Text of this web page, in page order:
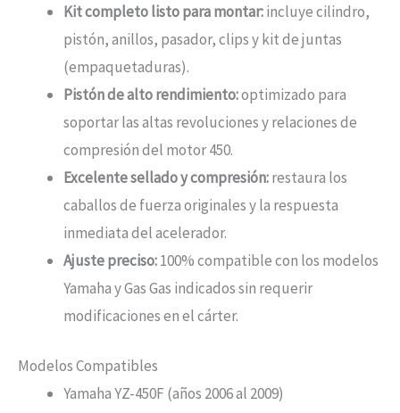
Kit completo listo para montar:incluye cilindro,
pistón, anillos, pasador, clips y kit de juntas
(empaquetaduras).
Pistón de alto rendimiento:optimizado para
soportar las altas revoluciones y relaciones de
compresión del motor 450.
Excelente sellado y compresión:restaura los
caballos de fuerza originales y la respuesta
inmediata del acelerador.
Ajuste preciso:100% compatible con los modelos
Yamaha y Gas Gas indicados sin requerir
modificaciones en el cárter.
Modelos Compatibles
Yamaha YZ-450F (años 2006 al 2009)